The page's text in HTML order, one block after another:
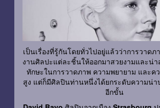
เป็นเรื่องที่รู้กันโดยทั่วไปอยู่แล้วว่าการวาดภ
งานศิลปะแต่ละชิ้นให้ออกมาสวยงามและน่
ทักษะในการวาดภาพ ความพยายาม และค
สูง แต่ก็มีศิลปินท่านหนึ่งได้ยกระดับความน่า
อีกขั้น